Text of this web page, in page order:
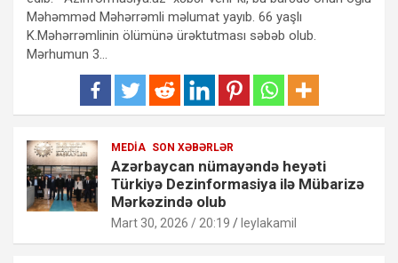
Məhəmməd Məhərrəmli məlumat yayıb. 66 yaşlı
K.Məhərrəmlinin ölümünə ürəktutması səbəb olub.
Mərhumun 3…
MEDIA SON XƏBƏRLƏR
Azərbaycan nümayəndə heyəti
Türkiyə Dezinformasiya ilə Mübarizə
Mərkəzində olub
Mart 30, 2026 / 20:19 leylakamil